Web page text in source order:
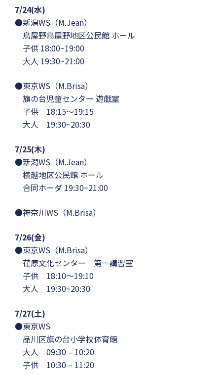
7/24(水)
●新潟WS（M.Jean）
鳥屋野鳥屋野地区公民館 ホール
子供 18:00~19:00
大人 19:30~21:00
●東京WS（M.Brisa）
旗の台児童センター 遊戯室
子供 18:15〜19:15
大人 19:30~20:30
7/25(木)
●新潟WS（M.Jean）
横越地区公民館 ホール
合同ホーダ 19:30~21:00
●神奈川WS（M.Brisa）
7/26(金)
●東京WS（M.Brisa）
荏原文化センター 第一講習室
子供 18:10〜19:10
大人 19:30~20:30
7/27(土)
●東京WS
品川区旗の台小学校体育館
大人 09:30 – 10:20
子供 10:30 – 11:20